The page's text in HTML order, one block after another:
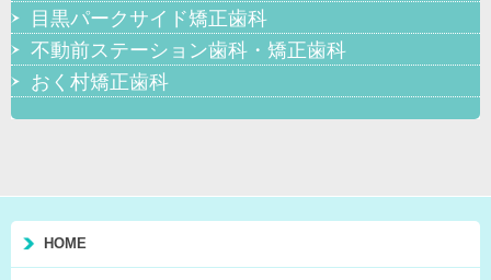
目黒パークサイド矯正歯科
不動前ステーション歯科・矯正歯科
おく村矯正歯科
HOME